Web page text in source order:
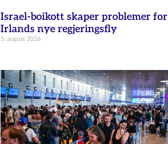
Israel-boikott skaper problemer for
Irlands nye regjeringsfly
5. august 2026